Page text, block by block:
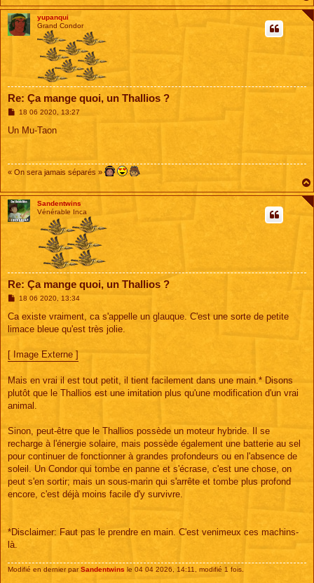
yupanqui
Grand Condor
Re: Ça mange quoi, un Thallios ?
M
s
18 06 2020, 13:27
Un Mu-Taon
« On sera jamais séparés »
Sandentwins
Vénérable Inca
Re: Ça mange quoi, un Thallios ?
M
s
a
18 06 2020, 13:34
Ca existe vraiment, ca s'appelle un glauque. C'est une sorte de petite
limace bleue qu'est très jolie.
[ Image Externe ]
Mais en vrai il est tout petit, il tient facilement dans une main.* Disons
plutôt que le Thallios est une imitation plus qu'une modification d'un vrai
animal.
Sinon, peut-être que le Thallios possède un moteur hybride. Il se
recharge à l'énergie solaire, mais possède également une batterie au sel
pour continuer de fonctionner à grandes profondeurs ou en l'absence de
soleil. Un Condor qui tombe en panne et s'écrase, c'est une chose, on
peut s'en sortir; mais un sous-marin qui s'arrête et tombe plus profond
encore, c'est déjà moins facile d'y survivre.
*Disclaimer: Faut pas le prendre en main. C'est venimeux ces machins-
là.
Modifié en dernier parSandentwins le 04 04 2026, 14:11, modifié 1 fois.